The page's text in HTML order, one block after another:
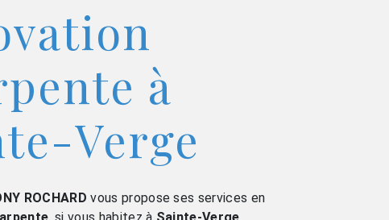
à
Verge
ROCHARD vous propose ses services en